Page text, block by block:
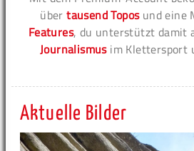
übertausend Toposund eine
Features, du unterstützt damit
Journalismusim Klettersport
Aktuelle Bilder